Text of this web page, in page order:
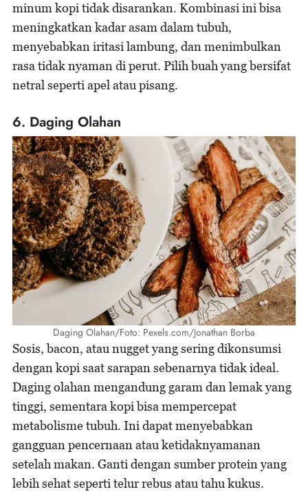
minum kopi tidak disarankan. Kombinasi ini bisa
meningkatkan kadar asam dalam tubuh,
menyebabkan iritasi lambung, dan menimbulkan
rasa tidak nyaman di perut. Pilih buah yang bersifat
netral seperti apel atau pisang.
6. Daging Olahan
Daging Olahan/Foto: Pexels.com/Jonathan Borba
Sosis, bacon, atau nugget yang sering dikonsumsi
dengan kopi saat sarapan sebenarnya tidak ideal.
Daging olahan mengandung garam dan lemak yang
tinggi, sementara kopi bisa mempercepat
metabolisme tubuh. Ini dapat menyebabkan
gangguan pencernaan atau ketidaknyamanan
setelah makan. Ganti dengan sumber protein yang
lebih sehat seperti telur rebus atau tahu kukus.